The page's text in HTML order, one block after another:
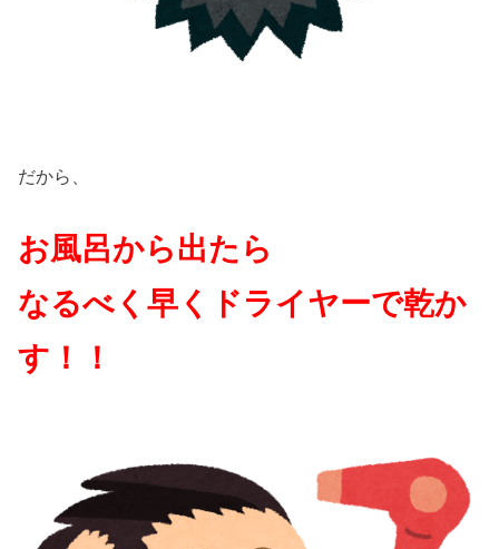
だから、
お風呂から出たら
なるべく早くドライヤーで乾か
す！！